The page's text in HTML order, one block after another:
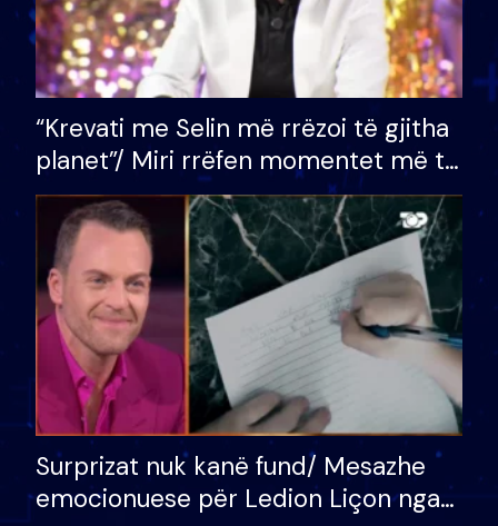
“Krevati me Selin më rrëzoi të gjitha
planet”/ Miri rrëfen momentet më të
bukura në shtëpinë e BB VIP: Do më
mungojë zilja e mëngjesit kur…
Surprizat nuk kanë fund/ Mesazhe
emocionuese për Ledion Liçon nga